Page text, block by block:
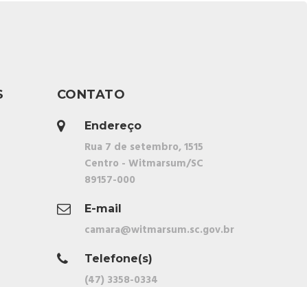
CONTATO
Endereço
Rua 7 de setembro, 1515
Centro - Witmarsum/SC
89157-000
E-mail
camara@witmarsum.sc.gov.br
Telefone(s)
(47) 3358-0334